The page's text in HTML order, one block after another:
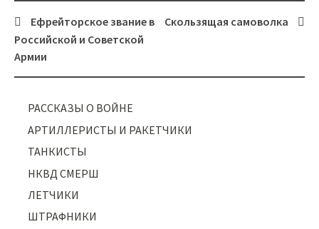
Post
navigation
Ефрейторское звание в
Российской и Советской
Армии
Скользящая самоволка
РАССКАЗЫ О ВОЙНЕ
АРТИЛЛЕРИСТЫ И РАКЕТЧИКИ
ТАНКИСТЫ
НКВД СМЕРШ
ЛЕТЧИКИ
ШТРАФНИКИ